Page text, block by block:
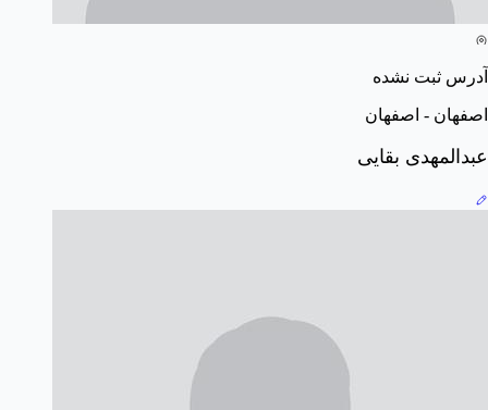
آدرس ثبت نشده
اصفهان - اصفهان
عبدالمهدی بقایی